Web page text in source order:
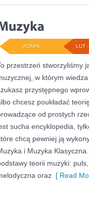
LUT
ADMIN
przestrzeń stworzyliśmy
w którym
przystępnego
chcesz poukładać
od prostych
sucha encyklopedia,
chcą pewniej ją
i Muzyka
teorii muzyki:
oraz [ Read